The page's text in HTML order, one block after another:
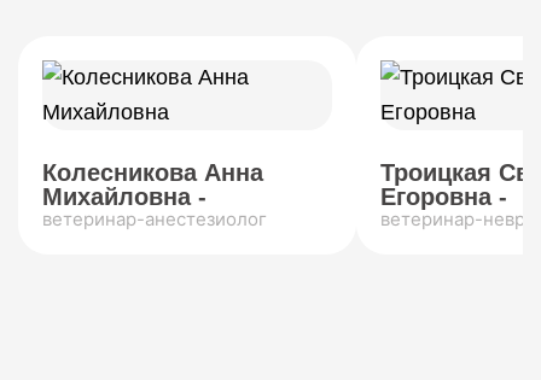
Колесникова Анна
Михайловна -
ветеринар-анестезиолог
Троицкая
Егоровна -
ветеринар-